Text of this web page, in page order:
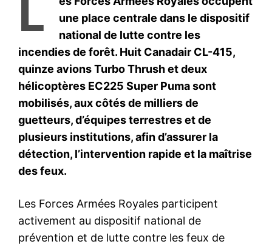
Insight Publications
À propos
Nous contacter
Formules d’abonnement